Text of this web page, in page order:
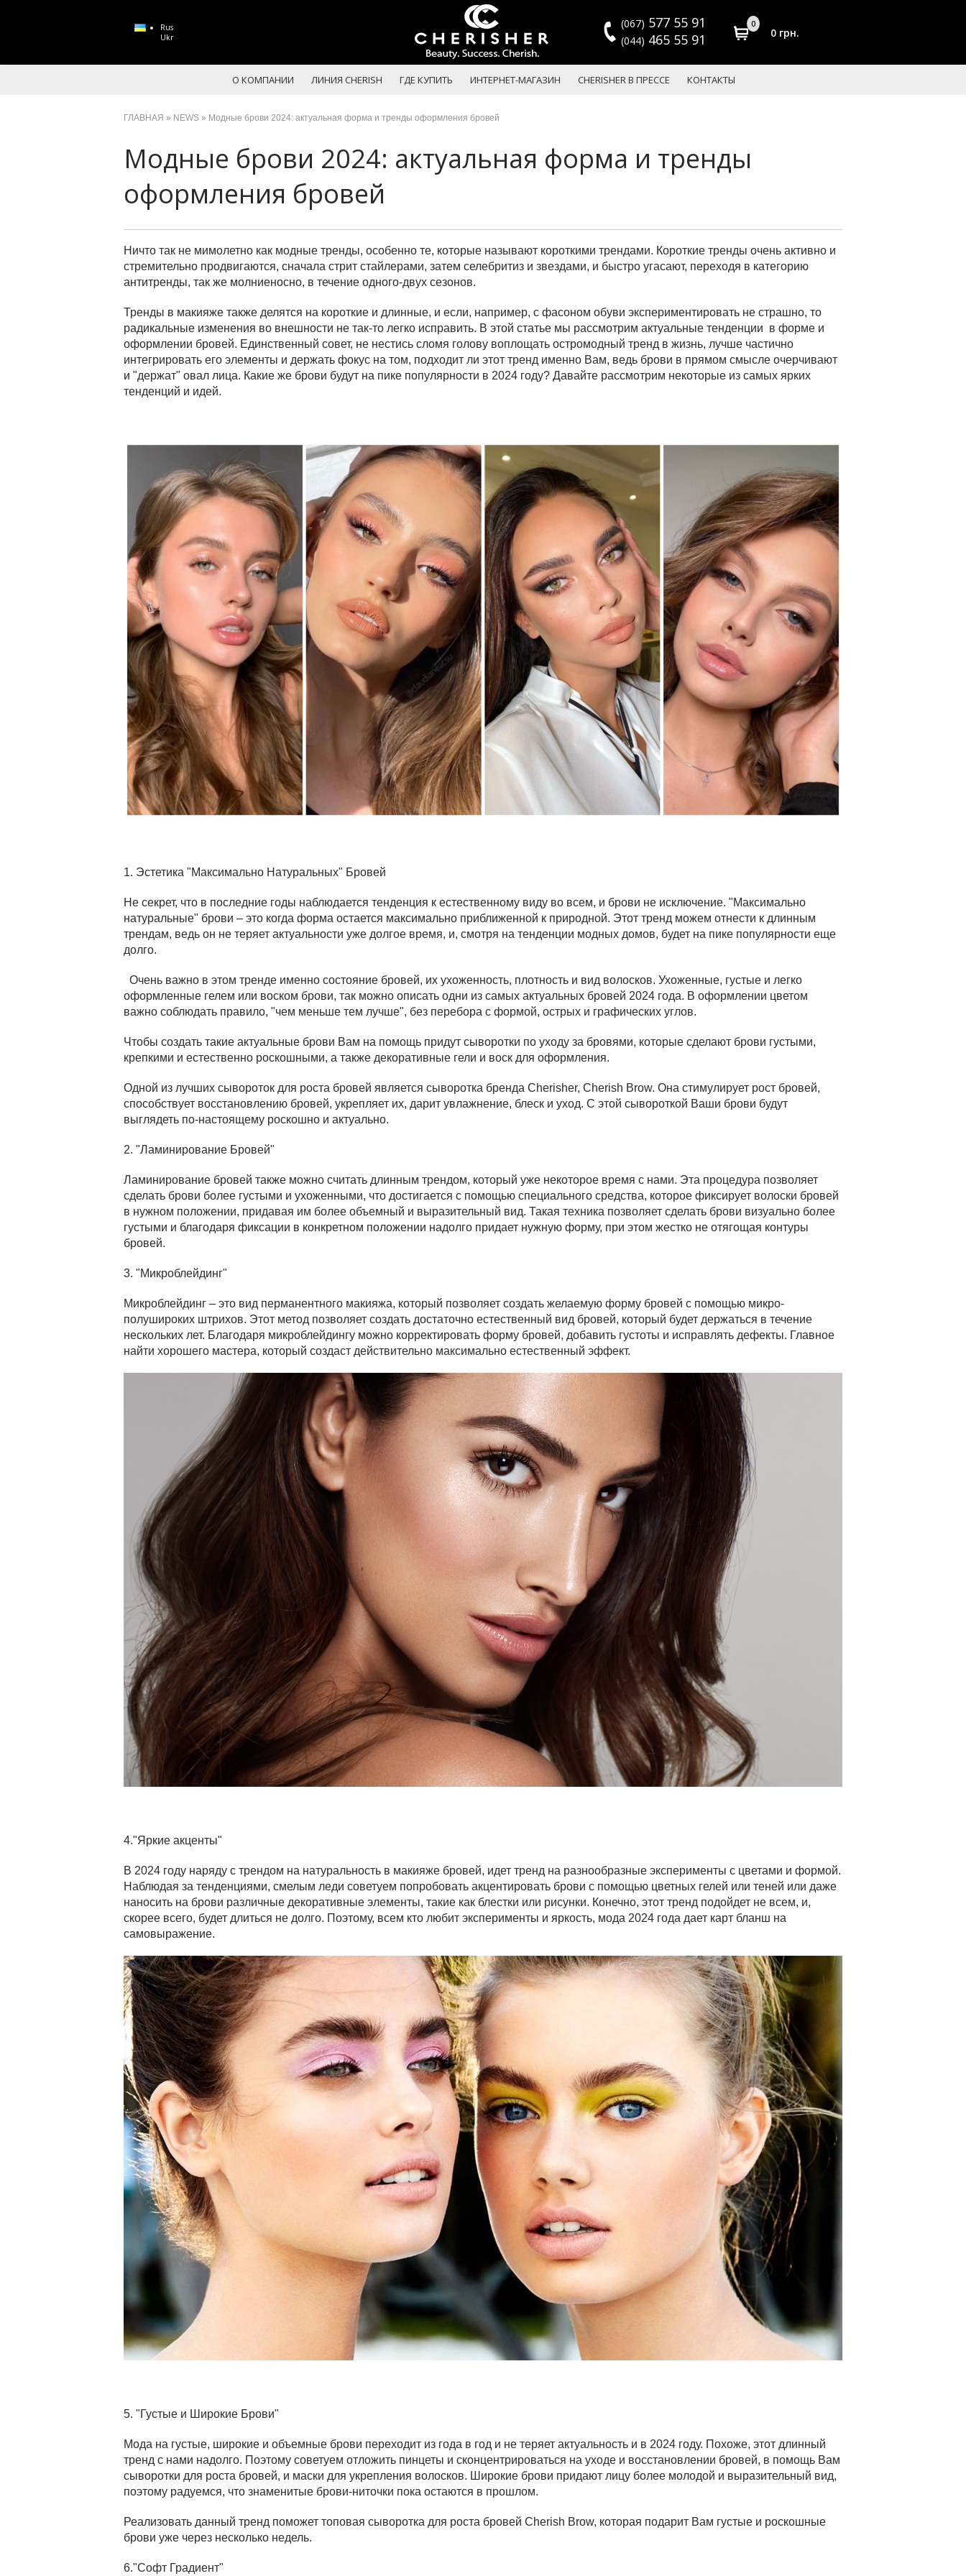
Rus
Ukr
(067) 577 55 91
(044) 465 55 91
0
0 грн.
О КОМПАНИИ ЛИНИЯ CHERISH ГДЕ КУПИТЬ ИНТЕРНЕТ-МАГАЗИН CHERISHER В ПРЕССЕ КОНТАКТЫ
ГЛАВНАЯ » NEWS » Модные брови 2024: актуальная форма и тренды оформления бровей
Модные брови 2024: актуальная форма и тренды
оформления бровей
Ничто так не мимолетно как модные тренды, особенно те, которые называют короткими трендами. Короткие тренды очень активно и
стремительно продвигаются, сначала стрит стайлерами, затем селебритиз и звездами, и быстро угасают, переходя в категорию
антитренды, так же молниеносно, в течение одного-двух сезонов.
Тренды в макияже также делятся на короткие и длинные, и если, например, с фасоном обуви экспериментировать не страшно, то
радикальные изменения во внешности не так-то легко исправить. В этой статье мы рассмотрим актуальные тенденции в форме и
оформлении бровей. Единственный совет, не нестись сломя голову воплощать остромодный тренд в жизнь, лучше частично
интегрировать его элементы и держать фокус на том, подходит ли этот тренд именно Вам, ведь брови в прямом смысле очерчивают
и "держат" овал лица. Какие же брови будут на пике популярности в 2024 году? Давайте рассмотрим некоторые из самых ярких
тенденций и идей.
1. Эстетика "Максимально Натуральных" Бровей
Не секрет, что в последние годы наблюдается тенденция к естественному виду во всем, и брови не исключение. "Максимально
натуральные" брови – это когда форма остается максимально приближенной к природной. Этот тренд можем отнести к длинным
трендам, ведь он не теряет актуальности уже долгое время, и, смотря на тенденции модных домов, будет на пике популярности еще
долго.
Очень важно в этом тренде именно состояние бровей, их ухоженность, плотность и вид волосков. Ухоженные, густые и легко
оформленные гелем или воском брови, так можно описать одни из самых актуальных бровей 2024 года. В оформлении цветом
важно соблюдать правило, "чем меньше тем лучше", без перебора с формой, острых и графических углов.
Чтобы создать такие актуальные брови Вам на помощь придут сыворотки по уходу за бровями, которые сделают брови густыми,
крепкими и естественно роскошными, а также декоративные гели и воск для оформления.
Одной из лучших сывороток для роста бровей является сыворотка бренда Cherisher, Cherish Brow. Она стимулирует рост бровей,
способствует восстановлению бровей, укрепляет их, дарит увлажнение, блеск и уход. С этой сывороткой Ваши брови будут
выглядеть по-настоящему роскошно и актуально.
2. "Ламинирование Бровей"
Ламинирование бровей также можно считать длинным трендом, который уже некоторое время с нами. Эта процедура позволяет
сделать брови более густыми и ухоженными, что достигается с помощью специального средства, которое фиксирует волоски бровей
в нужном положении, придавая им более объемный и выразительный вид. Такая техника позволяет сделать брови визуально более
густыми и благодаря фиксации в конкретном положении надолго придает нужную форму, при этом жестко не отягощая контуры
бровей.
3. "Микроблейдинг"
Микроблейдинг – это вид перманентного макияжа, который позволяет создать желаемую форму бровей с помощью микро-
полушироких штрихов. Этот метод позволяет создать достаточно естественный вид бровей, который будет держаться в течение
нескольких лет. Благодаря микроблейдингу можно корректировать форму бровей, добавить густоты и исправлять дефекты. Главное
найти хорошего мастера, который создаст действительно максимально естественный эффект.
4."Яркие акценты"
В 2024 году наряду с трендом на натуральность в макияже бровей, идет тренд на разнообразные эксперименты с цветами и формой.
Наблюдая за тенденциями, смелым леди советуем попробовать акцентировать брови с помощью цветных гелей или теней или даже
наносить на брови различные декоративные элементы, такие как блестки или рисунки. Конечно, этот тренд подойдет не всем, и,
скорее всего, будет длиться не долго. Поэтому, всем кто любит эксперименты и яркость, мода 2024 года дает карт бланш на
самовыражение.
5. "Густые и Широкие Брови"
Мода на густые, широкие и объемные брови переходит из года в год и не теряет актуальность и в 2024 году. Похоже, этот длинный
тренд с нами надолго. Поэтому советуем отложить пинцеты и сконцентрироваться на уходе и восстановлении бровей, в помощь Вам
сыворотки для роста бровей, и маски для укрепления волосков. Широкие брови придают лицу более молодой и выразительный вид,
поэтому радуемся, что знаменитые брови-ниточки пока остаются в прошлом.
Реализовать данный тренд поможет топовая сыворотка для роста бровей Cherish Brow, которая подарит Вам густые и роскошные
брови уже через несколько недель.
6."Софт Градиент"